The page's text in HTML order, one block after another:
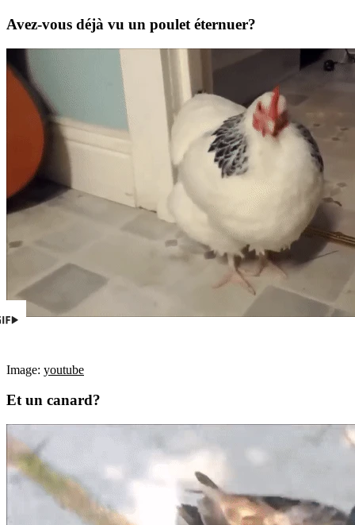
Avez-vous déjà vu un poulet éternuer?
Image: youtube
Et un canard?